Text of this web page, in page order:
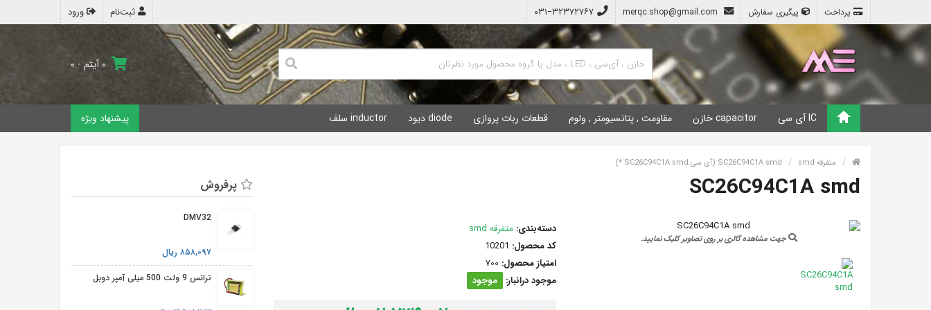
۰۳۱−۳۲۳۷۲۷۶۷ پیگیری سفارش پرداخت ورود ثبت‌نام
۰ آیتم - ۰
IC آی سی capacitor خازن مقاومت , پتانسیومتر , ولوم قطعات ربات پروازی diode دیود inductor سلف پیشنهاد ویژه
متفرقه smd SC26C94C1A smd (آی سی SC26C94C1A smd *)
SC26C94C1A smd
جهت مشاهده گالری بر روی تصاویر کلیک نمایید.
دسته‌بندی: متفرقه smd
کد محصول: 10201
امتیاز محصول: 700
موجود درانبار:
موجود
پرفروش
DMV32
۸۵۸,۰۹۷ ریال
ترانس 9 ولت 500 میلی آمپر دوبل